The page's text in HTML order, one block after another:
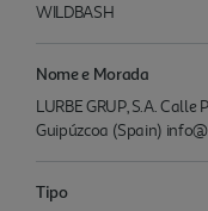
WILDBASH
Nome e Morada
LURBE GRUP, S.A.
Guipúzcoa (Spain)
Tipo